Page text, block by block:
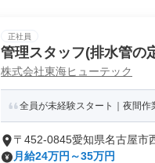
正社員
管理スタッフ(排水管の
株式会社東海ヒューテック
全員が未経験スタート｜夜間
〒452-0845愛知県名古屋市
月給24万円～35万円